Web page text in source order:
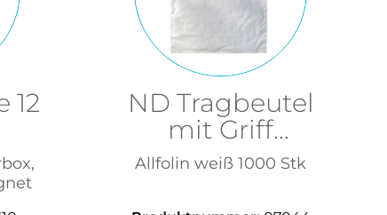
12
ND Tragbeutel
mit Griff
33x33,9x3cm N
Allfolin weiß 1000 Stk